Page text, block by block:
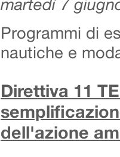
martedì 7
Programmi di
nautiche e
Direttiva 11
dell'azione